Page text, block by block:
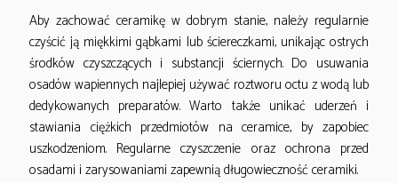
Aby zachować ceramikę w dobrym stanie, należy regularnie
czyścić ją miękkimi gąbkami lub ściereczkami, unikając ostrych
środków czyszczących i substancji ściernych. Do usuwania
osadów wapiennych najlepiej używać roztworu octu z wodą lub
dedykowanych preparatów. Warto także unikać uderzeń i
stawiania ciężkich przedmiotów na ceramice, by zapobiec
uszkodzeniom. Regularne czyszczenie oraz ochrona przed
osadami i zarysowaniami zapewnią długowieczność ceramiki.